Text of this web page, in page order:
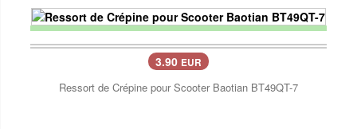
3.90 EUR
Ressort de Crépine pour Scooter Baotian BT49QT-7